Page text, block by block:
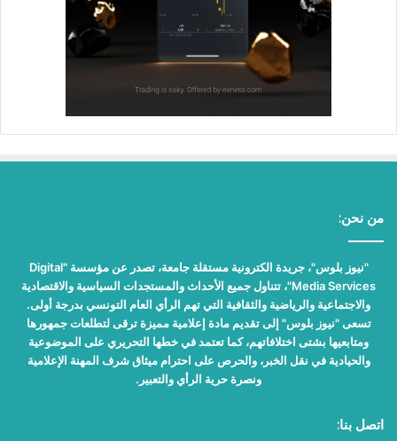
من نحن:
"نيوز بلوس"، جريدة الكترونية مستقلة جامعة، تصدر عن مؤسسة "Digital
Media Services"، تتناول جميع الأحداث والمستجدات السياسية والاقتصادية
والاجتماعية والرياضية والثقافية التي تهم الرأي العام التونسي بدرجة أولى.
تسعى "نيوز بلوس" إلى تقديم مادة إعلامية مميزة ترقى لتطلعات جمهورها
ومتابعيها بشتى اختلافاتهم، كما تعتمد في خطها التحريري على الموضوعية
والحيادية في نقل الخبر، والحرص على احترام ميثاق شرف المهنة الإعلامية
ونصرة حرية الرأي والتعبير.
اتصل بنا: